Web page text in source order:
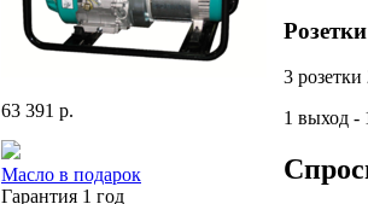
63 391 р.
Масло в подарок
Гарантия 1 год
3
1 выход -